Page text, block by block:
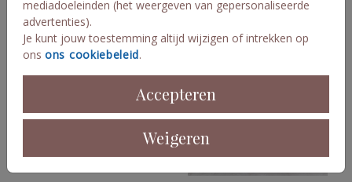
mediadoeleinden (het weergeven van gepersonaliseerde
advertenties).
Je kunt jouw toestemming altijd wijzigen of intrekken op
ons ons cookiebeleid.
Accepteren
Weigeren
ICE ICE BABY